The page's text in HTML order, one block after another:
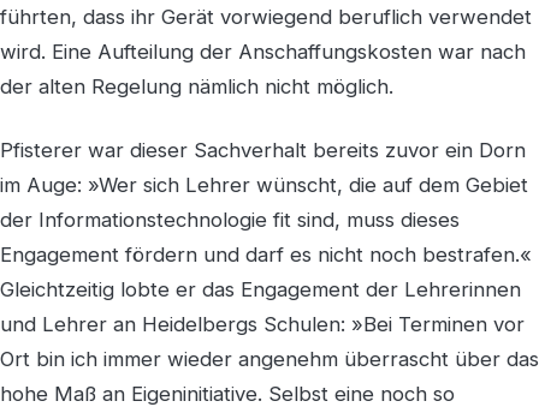
führten, dass ihr Gerät vorwiegend beruflich verwendet
wird. Eine Aufteilung der Anschaffungskosten war nach
der alten Regelung nämlich nicht möglich.
Pfisterer war dieser Sachverhalt bereits zuvor ein Dorn
im Auge: »Wer sich Lehrer wünscht, die auf dem Gebiet
der Informationstechnologie fit sind, muss dieses
Engagement fördern und darf es nicht noch bestrafen.«
Gleichtzeitig lobte er das Engagement der Lehrerinnen
und Lehrer an Heidelbergs Schulen: »Bei Terminen vor
Ort bin ich immer wieder angenehm überrascht über das
hohe Maß an Eigeninitiative. Selbst eine noch so